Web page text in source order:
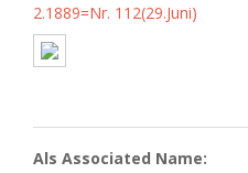
2.1889=Nr. 112(29.Juni)
Als Associated Name: